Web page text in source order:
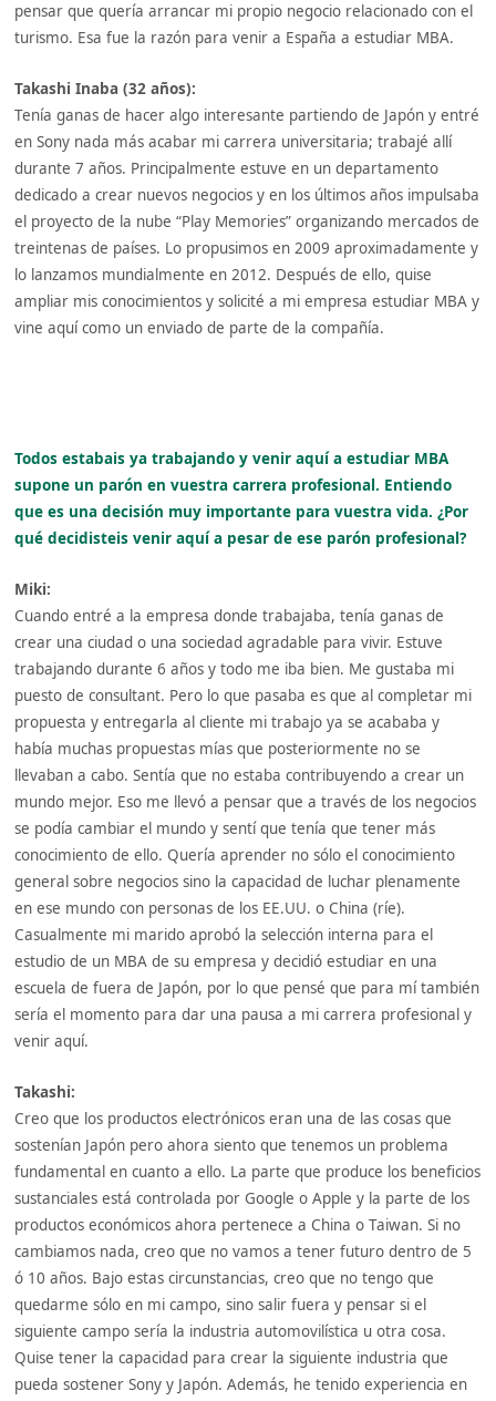
pensar que quería arrancar mi propio negocio relacionado con el
turismo. Esa fue la razón para venir a España a estudiar MBA.
Takashi Inaba (32 años):
Tenía ganas de hacer algo interesante partiendo de Japón y entré
en Sony nada más acabar mi carrera universitaria; trabajé allí
durante 7 años. Principalmente estuve en un departamento
dedicado a crear nuevos negocios y en los últimos años impulsaba
el proyecto de la nube “Play Memories” organizando mercados de
treintenas de países. Lo propusimos en 2009 aproximadamente y
lo lanzamos mundialmente en 2012. Después de ello, quise
ampliar mis conocimientos y solicité a mi empresa estudiar MBA y
vine aquí como un enviado de parte de la compañía.
Todos estabais ya trabajando y venir aquí a estudiar MBA
supone un parón en vuestra carrera profesional. Entiendo
que es una decisión muy importante para vuestra vida. ¿Por
qué decidisteis venir aquí a pesar de ese parón profesional?
Miki:
Cuando entré a la empresa donde trabajaba, tenía ganas de
crear una ciudad o una sociedad agradable para vivir. Estuve
trabajando durante 6 años y todo me iba bien. Me gustaba mi
puesto de consultant. Pero lo que pasaba es que al completar mi
propuesta y entregarla al cliente mi trabajo ya se acababa y
había muchas propuestas mías que posteriormente no se
llevaban a cabo. Sentía que no estaba contribuyendo a crear un
mundo mejor. Eso me llevó a pensar que a través de los negocios
se podía cambiar el mundo y sentí que tenía que tener más
conocimiento de ello. Quería aprender no sólo el conocimiento
general sobre negocios sino la capacidad de luchar plenamente
en ese mundo con personas de los EE.UU. o China (ríe).
Casualmente mi marido aprobó la selección interna para el
estudio de un MBA de su empresa y decidió estudiar en una
escuela de fuera de Japón, por lo que pensé que para mí también
sería el momento para dar una pausa a mi carrera profesional y
venir aquí.
Takashi:
Creo que los productos electrónicos eran una de las cosas que
sostenían Japón pero ahora siento que tenemos un problema
fundamental en cuanto a ello. La parte que produce los beneficios
sustanciales está controlada por Google o Apple y la parte de los
productos económicos ahora pertenece a China o Taiwan. Si no
cambiamos nada, creo que no vamos a tener futuro dentro de 5
ó 10 años. Bajo estas circunstancias, creo que no tengo que
quedarme sólo en mi campo, sino salir fuera y pensar si el
siguiente campo sería la industria automovilística u otra cosa.
Quise tener la capacidad para crear la siguiente industria que
pueda sostener Sony y Japón. Además, he tenido experiencia en